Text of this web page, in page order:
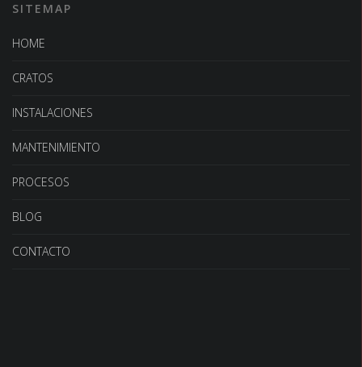
SITEMAP
HOME
CRATOS
INSTALACIONES
MANTENIMIENTO
PROCESOS
BLOG
CONTACTO